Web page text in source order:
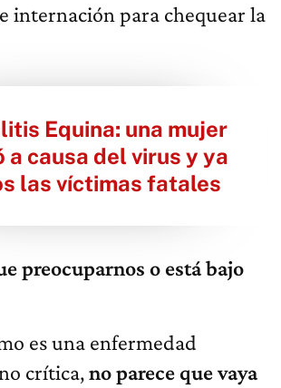
internación para chequear la
Equina: una mujer
causa del virus y ya
las víctimas fatales
preocuparnos o está bajo
es una enfermedad
crítica,no parece que vaya